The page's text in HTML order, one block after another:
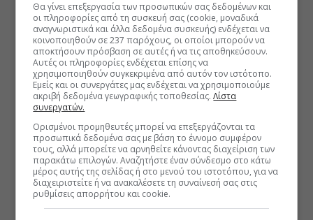
Θα γίνει επεξεργασία των προσωπικών σας δεδομένων και
οι πληροφορίες από τη συσκευή σας (cookie, μοναδικά
αναγνωριστικά και άλλα δεδομένα συσκευής) ενδέχεται να
κοινοποιηθούν σε 237 παρόχους, οι οποίοι μπορούν να
αποκτήσουν πρόσβαση σε αυτές ή να τις αποθηκεύσουν.
Αυτές οι πληροφορίες ενδέχεται επίσης να
χρησιμοποιηθούν συγκεκριμένα από αυτόν τον ιστότοπο.
Εμείς και οι συνεργάτες μας ενδέχεται να χρησιμοποιούμε
ακριβή δεδομένα γεωγραφικής τοποθεσίας.Λίστα
συνεργατών.
Ορισμένοι προμηθευτές μπορεί να επεξεργάζονται τα
προσωπικά δεδομένα σας με βάση το έννομο συμφέρον
τους, αλλά μπορείτε να αρνηθείτε κάνοντας διαχείριση των
παρακάτω επιλογών. Αναζητήστε έναν σύνδεσμο στο κάτω
μέρος αυτής της σελίδας ή στο μενού του ιστοτόπου, για να
διαχειριστείτε ή να ανακαλέσετε τη συναίνεσή σας στις
ρυθμίσεις απορρήτου και cookie.